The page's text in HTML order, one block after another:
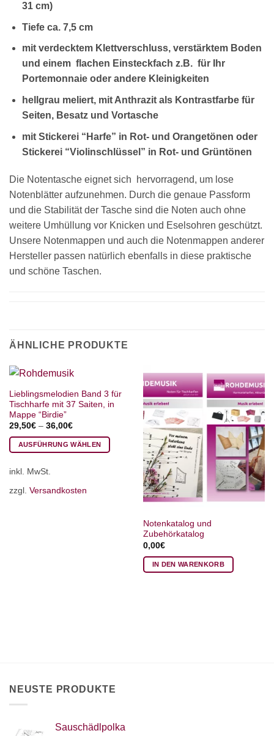
31 cm)
Tiefe ca. 7,5 cm
mit verdecktem Klettverschluss, verstärktem Boden
und einem flachen Einsteckfach z.B. für Ihr
Portemonnaie oder andere Kleinigkeiten
hellgrau meliert, mit Anthrazit als Kontrastfarbe für
Seiten, Besatz und Vortasche
mit Stickerei “Harfe” in Rot- und Orangetönen oder
Stickerei “Violinschlüssel” in Rot- und Grüntönen
Die Notentasche eignet sich hervorragend, um lose
Notenblätter aufzunehmen. Durch die genaue Passform
und die Stabilität der Tasche sind die Noten auch ohne
weitere Umhüllung vor Knicken und Eselsohren geschützt.
Unsere Notenmappen und auch die Notenmappen anderer
Hersteller passen natürlich ebenfalls in diese praktische
und schöne Taschen.
ÄHNLICHE PRODUKTE
Lieblingsmelodien Band 3 für
Tischharfe mit 37 Saiten, in
Mappe “Birdie”
29,50€– 36,00€
AUSFÜHRUNG WÄHLEN
Produkt
mehrere
inkl. MwSt.
zzgl. Versandkosten
Notenkatalog und
Zubehörkatalog
0,00€
IN DEN WARENKORB
NEUSTE PRODUKTE
Sauschädlpolka
18 SAITEN